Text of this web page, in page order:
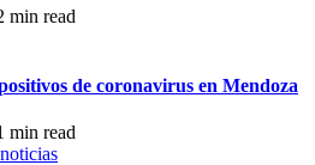
min read
de coronavirus en Mendoza
min read